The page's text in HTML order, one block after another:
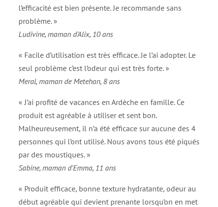
l’efficacité est bien présente. Je recommande sans
problème. »
Ludivine, maman d’Alix, 10 ans
« Facile d’utilisation est très efficace. Je l’ai adopter. Le
seul problème c’est l’odeur qui est très forte. »
Meral, maman de Metehan, 8 ans
« J’ai profité de vacances en Ardèche en famille. Ce
produit est agréable à utiliser et sent bon.
Malheureusement, il n’a été efficace sur aucune des 4
personnes qui l’ont utilisé. Nous avons tous été piqués
par des moustiques. »
Sabine, maman d’Emma, 11 ans
« Produit efficace, bonne texture hydratante, odeur au
début agréable qui devient prenante lorsqu’on en met